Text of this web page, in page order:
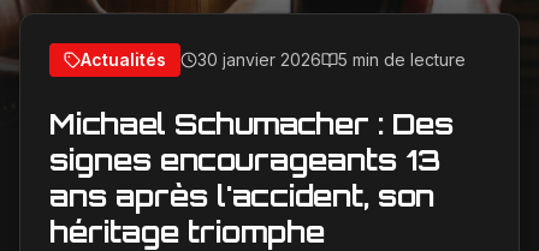
Actualités 30 janvier 2026 5 min de lecture
Michael Schumacher : Des
signes encourageants 13
ans après l'accident, son
héritage triomphe